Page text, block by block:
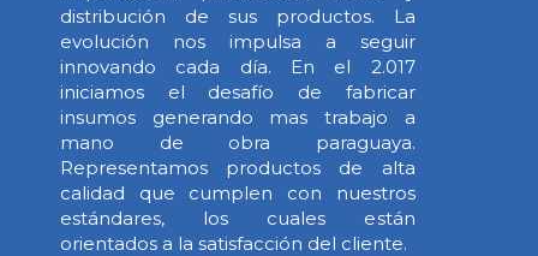
distribución de sus productos. La
evolución nos impulsa a seguir
innovando cada día. En el 2.017
iniciamos el desafío de fabricar
insumos generando mas trabajo a
mano de obra paraguaya.
Representamos productos de alta
calidad que cumplen con nuestros
estándares, los cuales están
orientados a la satisfacción del cliente.